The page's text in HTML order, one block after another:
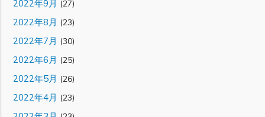
2022年9月 (27)
2022年8月 (23)
2022年7月 (30)
2022年6月 (25)
2022年5月 (26)
2022年4月 (23)